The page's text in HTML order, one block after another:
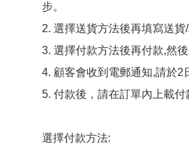
步。
2. 選擇送貨方法後再填寫送貨
3. 選擇付款方法後再付款,然
4. 顧客會收到電郵通知,請於2
5. 付款後，請在訂單內上載
選擇付款方法: